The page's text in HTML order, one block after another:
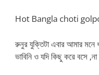
Hot Bangla choti
রুনুর যুক্তিটা এবার আমার মনে
ভাবিনি ও যদি কিছু করে বসে